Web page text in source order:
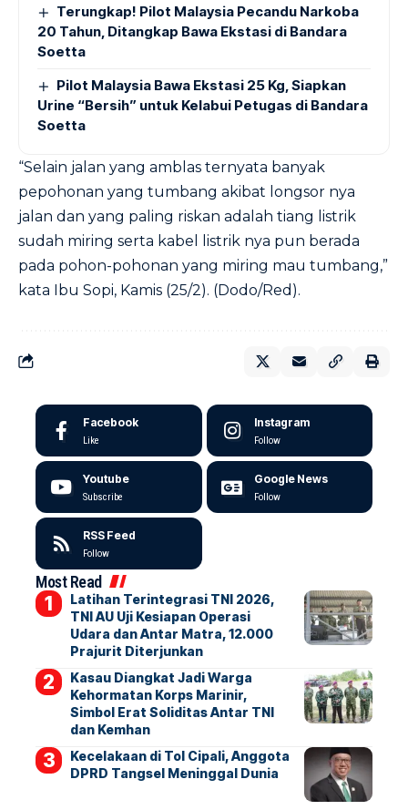
Terungkap! Pilot Malaysia Pecandu Narkoba
20 Tahun, Ditangkap Bawa Ekstasi di Bandara
Soetta
Pilot Malaysia Bawa Ekstasi 25 Kg, Siapkan
Urine “Bersih” untuk Kelabui Petugas di Bandara
Soetta
“Selain jalan yang amblas ternyata banyak
pepohonan yang tumbang akibat longsor nya
jalan dan yang paling riskan adalah tiang listrik
sudah miring serta kabel listrik nya pun berada
pada pohon-pohonan yang miring mau tumbang,”
kata Ibu Sopi, Kamis (25/2). (Dodo/Red).
Facebook
Like
Instagram
Follow
Youtube
Subscribe
Google News
Follow
RSS Feed
Follow
Most Read
Latihan Terintegrasi TNI 2026,
TNI AU Uji Kesiapan Operasi
Udara dan Antar Matra, 12.000
Prajurit Diterjunkan
Kasau Diangkat Jadi Warga
Kehormatan Korps Marinir,
Simbol Erat Soliditas Antar TNI
dan Kemhan
Kecelakaan di Tol Cipali, Anggota
DPRD Tangsel Meninggal Dunia